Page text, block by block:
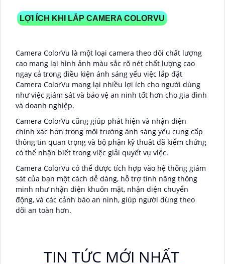
LỢI ÍCH KHI LẮP CAMERA COLORVU
Camera ColorVu là một loại camera theo dõi chất lượng
cao mang lại hình ảnh màu sắc rõ nét chất lượng cao
ngay cả trong điều kiện ánh sáng yếu việc lắp đặt
Camera ColorVu mang lại nhiều lợi ích cho người dùng
như việc giám sát và bảo vệ an ninh tốt hơn cho gia đình
và doanh nghiệp.
Camera ColorVu cũng giúp phát hiện và nhận diện
chính xác hơn trong môi trường ánh sáng yếu cung cấp
thông tin quan trọng và bộ phận kỹ thuật đã kiểm chứng
có thể nhận biết trong việc giải quyết vụ việc.
Camera ColorVu có thể được tích hợp vào hệ thống giám
sát của bạn một cách dễ dàng, hỗ trợ tính năng thông
minh như nhận diện khuôn mặt, nhận diện chuyển
động, và các cảnh báo an ninh, giúp người dùng theo
dõi an toàn hơn.
TIN TỨC MỚI NHẤT